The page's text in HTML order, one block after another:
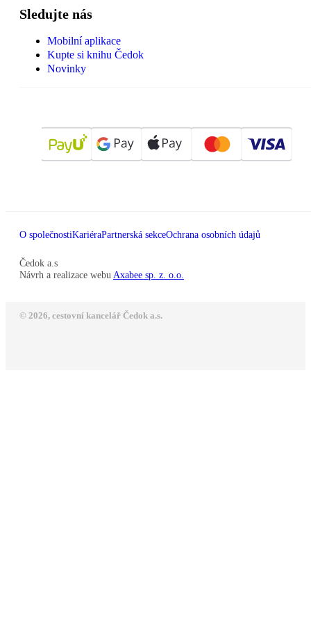
Sledujte nás
Mobilní aplikace
Kupte si knihu Čedok
Novinky
O společnostiKariéraPartnerská sekceOchrana osobních údajů
Čedok a.s
Návrh a realizace webu Axabee sp. z. o.o.
© 2026, cestovní kancelář Čedok a.s.